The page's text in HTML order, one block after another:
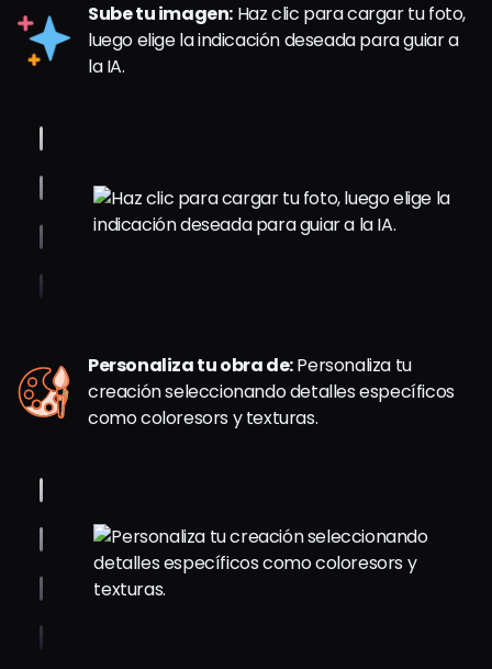
Sube tu imagen: Haz clic para cargar tu foto,
luego elige la indicación deseada para guiar a
la IA.
Personaliza tu obra de:Personaliza tu
creación seleccionando detalles específicos
como coloresors y texturas.